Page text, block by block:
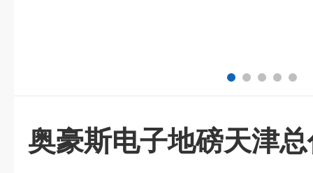
奥豪斯电子地磅天津